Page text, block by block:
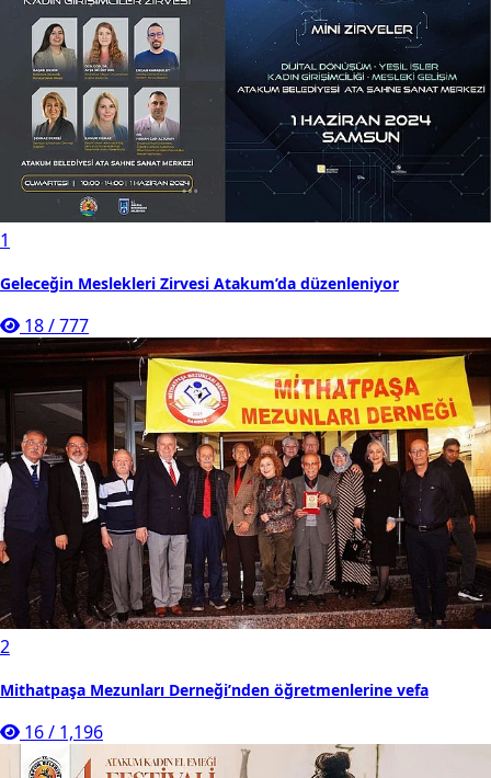
1
Geleceğin Meslekleri Zirvesi Atakum’da düzenleniyor
18/777
2
Mithatpaşa Mezunları Derneği’nden öğretmenlerine vefa
16/ 1,196